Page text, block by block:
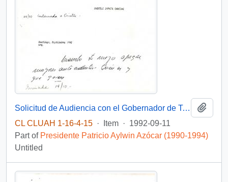
Solicitud de Audiencia con el Gobernador de Talagante
CL CLUAH 1-16-4-15 · Item · 1992-09-11
Part of Presidente Patricio Aylwin Azócar (1990-1994)
Untitled